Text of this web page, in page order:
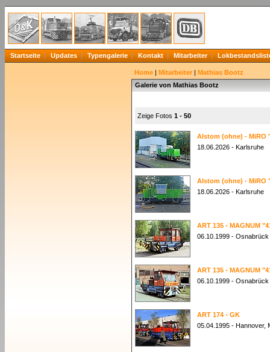
Startseite Updates Typengalerie Kontakt Mitarbeiter
Home | Mitarbeiter | Mathias Bootz
Galerie von Mathias Bootz
Zeige Fotos 1 - 50
Alstom (ohne) - MiRO
18.06.2026 - Karlsruhe
Alstom (ohne) - MiRO
18.06.2026 - Karlsruhe
ART 135 - MAGNUM
06.10.1999 - Osnabrück
ART 135 - MAGNUM
06.10.1999 - Osnabrück
ART 174 - GK
05.04.1995 - Hannover,